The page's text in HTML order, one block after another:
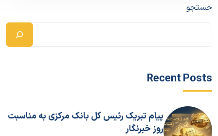
جستجو
Recent Posts
پیام تبریک رئیس کل بانک مرکزی به مناسبت
روز خبرنگار